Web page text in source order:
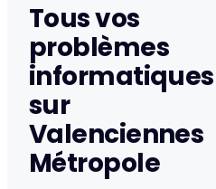
Tous vos
problèmes
informatiques
sur
Valenciennes
Métropole